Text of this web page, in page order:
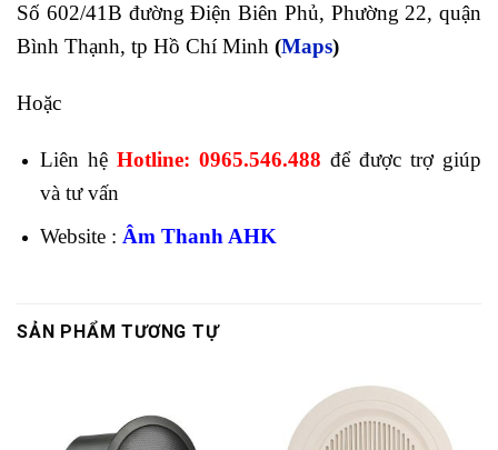
Số 602/41B đường Điện Biên Phủ, Phường 22, quận
Bình Thạnh, tp Hồ Chí Minh (Maps)
Hoặc
Liên hệ Hotline: 0965.546.488 để được trợ giúp
và tư vấn
Website : Âm Thanh AHK
SẢN PHẨM TƯƠNG TỰ